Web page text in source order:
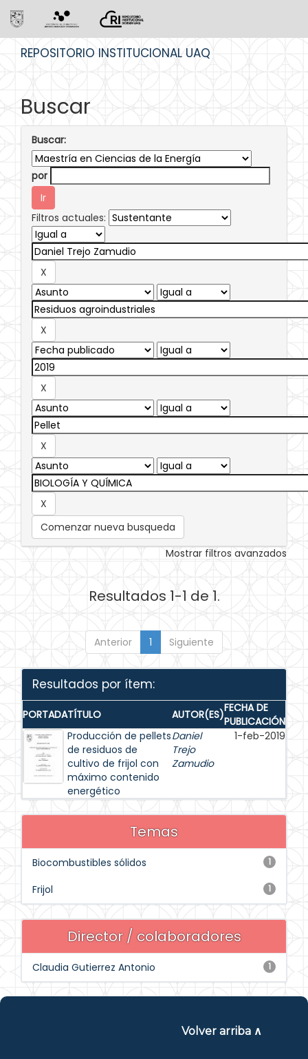
REPOSITORIO INSTITUCIONAL UAQ
Buscar
Buscar:
por
Filtros actuales:
Comenzar nueva busqueda
Mostrar filtros avanzados
Resultados 1-1 de 1.
Anterior 1 Siguiente
Resultados por ítem:
PORTADATÍTULO AUTOR(ES)FECHA DE
PUBLICACIÓN
Producción de pellets
de residuos de
cultivo de frijol con
máximo contenido
energético
Daniel
Trejo
Zamudio
1-feb-2019
Temas
1
Biocombustibles sólidos
1
Frijol
Director / colaboradores
1
Claudia Gutierrez Antonio
Volver arriba ∧